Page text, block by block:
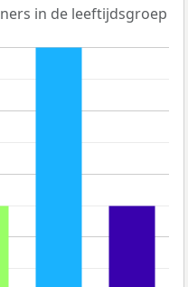
in de leeftijdsgroep